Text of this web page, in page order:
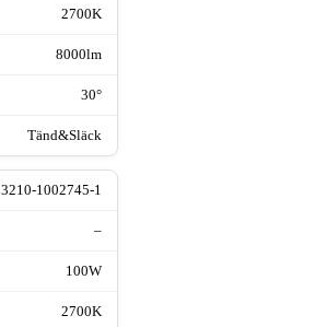
2700K
8000lm
30°
Tänd&Släck
3210-1002745-1
–
100W
2700K